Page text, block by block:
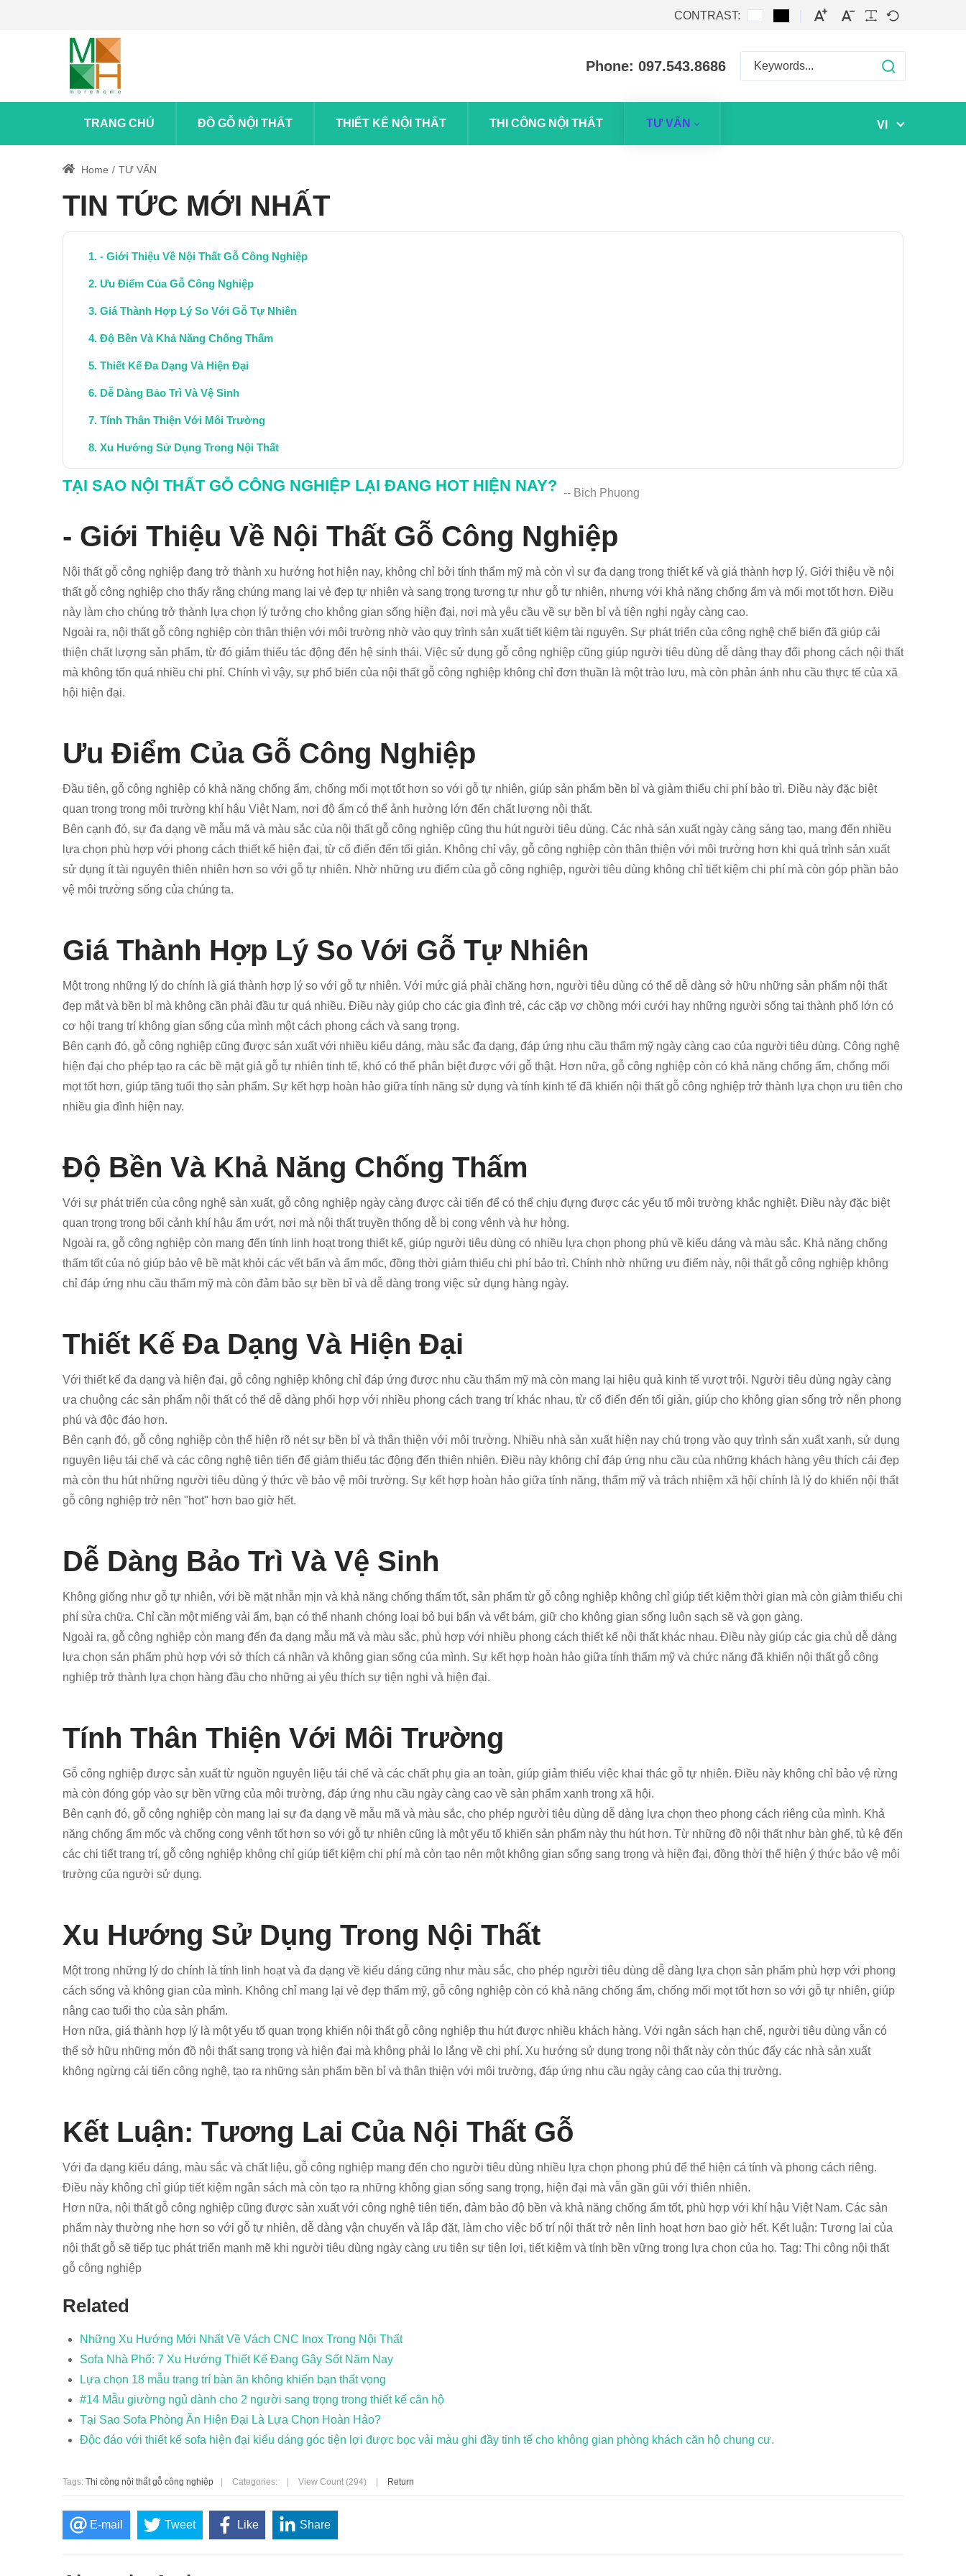
CONTRAST:
Phone: 097.543.8686
TRANG CHỦ ĐỒ GỖ NỘI THẤT THIẾT KẾ NỘI THẤT THI CÔNG NỘI THẤT TƯ VẤN VI
Home TƯ VẤN
TIN TỨC MỚI NHẤT
- Giới Thiệu Về Nội Thất Gỗ Công Nghiệp
Ưu Điểm Của Gỗ Công Nghiệp
Giá Thành Hợp Lý So Với Gỗ Tự Nhiên
Độ Bền Và Khả Năng Chống Thấm
Thiết Kế Đa Dạng Và Hiện Đại
Dễ Dàng Bảo Trì Và Vệ Sinh
Tính Thân Thiện Với Môi Trường
Xu Hướng Sử Dụng Trong Nội Thất
Kết Luận: Tương Lai Của Nội Thất Gỗ
TẠI SAO NỘI THẤT GỖ CÔNG NGHIỆP LẠI ĐANG HOT HIỆN NAY? -- Bich Phuong
- Giới Thiệu Về Nội Thất Gỗ Công Nghiệp
Nội thất gỗ công nghiệp đang trở thành xu hướng hot hiện nay, không chỉ bởi tính thẩm mỹ mà còn vì sự đa dạng trong thiết kế và giá thành hợp lý. Giới thiệu về nội
thất gỗ công nghiệp cho thấy rằng chúng mang lại vẻ đẹp tự nhiên và sang trọng tương tự như gỗ tự nhiên, nhưng với khả năng chống ẩm và mối mọt tốt hơn. Điều
này làm cho chúng trở thành lựa chọn lý tưởng cho không gian sống hiện đại, nơi mà yêu cầu về sự bền bỉ và tiện nghi ngày càng cao.
Ngoài ra, nội thất gỗ công nghiệp còn thân thiện với môi trường nhờ vào quy trình sản xuất tiết kiệm tài nguyên. Sự phát triển của công nghệ chế biến đã giúp cải
thiện chất lượng sản phẩm, từ đó giảm thiểu tác động đến hệ sinh thái. Việc sử dụng gỗ công nghiệp cũng giúp người tiêu dùng dễ dàng thay đổi phong cách nội thất
mà không tốn quá nhiều chi phí. Chính vì vậy, sự phổ biến của nội thất gỗ công nghiệp không chỉ đơn thuần là một trào lưu, mà còn phản ánh nhu cầu thực tế của xã
hội hiện đại.
Ưu Điểm Của Gỗ Công Nghiệp
Đầu tiên, gỗ công nghiệp có khả năng chống ẩm, chống mối mọt tốt hơn so với gỗ tự nhiên, giúp sản phẩm bền bỉ và giảm thiểu chi phí bảo trì. Điều này đặc biệt
quan trọng trong môi trường khí hậu Việt Nam, nơi độ ẩm có thể ảnh hưởng lớn đến chất lượng nội thất.
Bên cạnh đó, sự đa dạng về mẫu mã và màu sắc của nội thất gỗ công nghiệp cũng thu hút người tiêu dùng. Các nhà sản xuất ngày càng sáng tạo, mang đến nhiều
lựa chọn phù hợp với phong cách thiết kế hiện đại, từ cổ điển đến tối giản. Không chỉ vậy, gỗ công nghiệp còn thân thiện với môi trường hơn khi quá trình sản xuất
sử dụng ít tài nguyên thiên nhiên hơn so với gỗ tự nhiên. Nhờ những ưu điểm của gỗ công nghiệp, người tiêu dùng không chỉ tiết kiệm chi phí mà còn góp phần bảo
vệ môi trường sống của chúng ta.
Giá Thành Hợp Lý So Với Gỗ Tự Nhiên
Một trong những lý do chính là giá thành hợp lý so với gỗ tự nhiên. Với mức giá phải chăng hơn, người tiêu dùng có thể dễ dàng sở hữu những sản phẩm nội thất
đẹp mắt và bền bỉ mà không cần phải đầu tư quá nhiều. Điều này giúp cho các gia đình trẻ, các cặp vợ chồng mới cưới hay những người sống tại thành phố lớn có
cơ hội trang trí không gian sống của mình một cách phong cách và sang trọng.
Bên cạnh đó, gỗ công nghiệp cũng được sản xuất với nhiều kiểu dáng, màu sắc đa dạng, đáp ứng nhu cầu thẩm mỹ ngày càng cao của người tiêu dùng. Công nghệ
hiện đại cho phép tạo ra các bề mặt giả gỗ tự nhiên tinh tế, khó có thể phân biệt được với gỗ thật. Hơn nữa, gỗ công nghiệp còn có khả năng chống ẩm, chống mối
mọt tốt hơn, giúp tăng tuổi thọ sản phẩm. Sự kết hợp hoàn hảo giữa tính năng sử dụng và tính kinh tế đã khiến nội thất gỗ công nghiệp trở thành lựa chọn ưu tiên cho
nhiều gia đình hiện nay.
Độ Bền Và Khả Năng Chống Thấm
Với sự phát triển của công nghệ sản xuất, gỗ công nghiệp ngày càng được cải tiến để có thể chịu đựng được các yếu tố môi trường khắc nghiệt. Điều này đặc biệt
quan trọng trong bối cảnh khí hậu ẩm ướt, nơi mà nội thất truyền thống dễ bị cong vênh và hư hỏng.
Ngoài ra, gỗ công nghiệp còn mang đến tính linh hoạt trong thiết kế, giúp người tiêu dùng có nhiều lựa chọn phong phú về kiểu dáng và màu sắc. Khả năng chống
thấm tốt của nó giúp bảo vệ bề mặt khỏi các vết bẩn và ẩm mốc, đồng thời giảm thiểu chi phí bảo trì. Chính nhờ những ưu điểm này, nội thất gỗ công nghiệp không
chỉ đáp ứng nhu cầu thẩm mỹ mà còn đảm bảo sự bền bỉ và dễ dàng trong việc sử dụng hàng ngày.
Thiết Kế Đa Dạng Và Hiện Đại
Với thiết kế đa dạng và hiện đại, gỗ công nghiệp không chỉ đáp ứng được nhu cầu thẩm mỹ mà còn mang lại hiệu quả kinh tế vượt trội. Người tiêu dùng ngày càng
ưa chuộng các sản phẩm nội thất có thể dễ dàng phối hợp với nhiều phong cách trang trí khác nhau, từ cổ điển đến tối giản, giúp cho không gian sống trở nên phong
phú và độc đáo hơn.
Bên cạnh đó, gỗ công nghiệp còn thể hiện rõ nét sự bền bỉ và thân thiện với môi trường. Nhiều nhà sản xuất hiện nay chú trọng vào quy trình sản xuất xanh, sử dụng
nguyên liệu tái chế và các công nghệ tiên tiến để giảm thiểu tác động đến thiên nhiên. Điều này không chỉ đáp ứng nhu cầu của những khách hàng yêu thích cái đẹp
mà còn thu hút những người tiêu dùng ý thức về bảo vệ môi trường. Sự kết hợp hoàn hảo giữa tính năng, thẩm mỹ và trách nhiệm xã hội chính là lý do khiến nội thất
gỗ công nghiệp trở nên "hot" hơn bao giờ hết.
Dễ Dàng Bảo Trì Và Vệ Sinh
Không giống như gỗ tự nhiên, với bề mặt nhẵn mịn và khả năng chống thấm tốt, sản phẩm từ gỗ công nghiệp không chỉ giúp tiết kiệm thời gian mà còn giảm thiểu chi
phí sửa chữa. Chỉ cần một miếng vải ẩm, bạn có thể nhanh chóng loại bỏ bụi bẩn và vết bám, giữ cho không gian sống luôn sạch sẽ và gọn gàng.
Ngoài ra, gỗ công nghiệp còn mang đến đa dạng mẫu mã và màu sắc, phù hợp với nhiều phong cách thiết kế nội thất khác nhau. Điều này giúp các gia chủ dễ dàng
lựa chọn sản phẩm phù hợp với sở thích cá nhân và không gian sống của mình. Sự kết hợp hoàn hảo giữa tính thẩm mỹ và chức năng đã khiến nội thất gỗ công
nghiệp trở thành lựa chọn hàng đầu cho những ai yêu thích sự tiện nghi và hiện đại.
Tính Thân Thiện Với Môi Trường
Gỗ công nghiệp được sản xuất từ nguồn nguyên liệu tái chế và các chất phụ gia an toàn, giúp giảm thiểu việc khai thác gỗ tự nhiên. Điều này không chỉ bảo vệ rừng
mà còn đóng góp vào sự bền vững của môi trường, đáp ứng nhu cầu ngày càng cao về sản phẩm xanh trong xã hội.
Bên cạnh đó, gỗ công nghiệp còn mang lại sự đa dạng về mẫu mã và màu sắc, cho phép người tiêu dùng dễ dàng lựa chọn theo phong cách riêng của mình. Khả
năng chống ẩm mốc và chống cong vênh tốt hơn so với gỗ tự nhiên cũng là một yếu tố khiến sản phẩm này thu hút hơn. Từ những đồ nội thất như bàn ghế, tủ kệ đến
các chi tiết trang trí, gỗ công nghiệp không chỉ giúp tiết kiệm chi phí mà còn tạo nên một không gian sống sang trọng và hiện đại, đồng thời thể hiện ý thức bảo vệ môi
trường của người sử dụng.
Xu Hướng Sử Dụng Trong Nội Thất
Một trong những lý do chính là tính linh hoạt và đa dạng về kiểu dáng cũng như màu sắc, cho phép người tiêu dùng dễ dàng lựa chọn sản phẩm phù hợp với phong
cách sống và không gian của mình. Không chỉ mang lại vẻ đẹp thẩm mỹ, gỗ công nghiệp còn có khả năng chống ẩm, chống mối mọt tốt hơn so với gỗ tự nhiên, giúp
nâng cao tuổi thọ của sản phẩm.
Hơn nữa, giá thành hợp lý là một yếu tố quan trọng khiến nội thất gỗ công nghiệp thu hút được nhiều khách hàng. Với ngân sách hạn chế, người tiêu dùng vẫn có
thể sở hữu những món đồ nội thất sang trọng và hiện đại mà không phải lo lắng về chi phí. Xu hướng sử dụng trong nội thất này còn thúc đẩy các nhà sản xuất
không ngừng cải tiến công nghệ, tạo ra những sản phẩm bền bỉ và thân thiện với môi trường, đáp ứng nhu cầu ngày càng cao của thị trường.
Kết Luận: Tương Lai Của Nội Thất Gỗ
Với đa dạng kiểu dáng, màu sắc và chất liệu, gỗ công nghiệp mang đến cho người tiêu dùng nhiều lựa chọn phong phú để thể hiện cá tính và phong cách riêng.
Điều này không chỉ giúp tiết kiệm ngân sách mà còn tạo ra những không gian sống sang trọng, hiện đại mà vẫn gần gũi với thiên nhiên.
Hơn nữa, nội thất gỗ công nghiệp cũng được sản xuất với công nghệ tiên tiến, đảm bảo độ bền và khả năng chống ẩm tốt, phù hợp với khí hậu Việt Nam. Các sản
phẩm này thường nhẹ hơn so với gỗ tự nhiên, dễ dàng vận chuyển và lắp đặt, làm cho việc bố trí nội thất trở nên linh hoạt hơn bao giờ hết. Kết luận: Tương lai của
nội thất gỗ sẽ tiếp tục phát triển mạnh mẽ khi người tiêu dùng ngày càng ưu tiên sự tiện lợi, tiết kiệm và tính bền vững trong lựa chọn của họ. Tag: Thi công nội thất
gỗ công nghiệp
Related
Những Xu Hướng Mới Nhất Về Vách CNC Inox Trong Nội Thất
Sofa Nhà Phố: 7 Xu Hướng Thiết Kế Đang Gây Sốt Năm Nay
Lựa chọn 18 mẫu trang trí bàn ăn không khiến bạn thất vọng
#14 Mẫu giường ngủ dành cho 2 người sang trọng trong thiết kế căn hộ
Tại Sao Sofa Phòng Ăn Hiện Đại Là Lựa Chọn Hoàn Hảo?
Độc đáo với thiết kế sofa hiện đại kiểu dáng góc tiện lợi được bọc vải màu ghi đầy tinh tế cho không gian phòng khách căn hộ chung cư.
Tags: Thi công nội thất gỗ công nghiệp Categories: View Count (294) Return
E-mail Tweet Like Share